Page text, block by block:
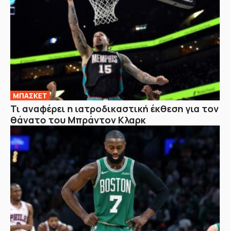
ΜΠΑΣΚΕΤ
Τι αναφέρει η ιατροδικαστική έκθεση για τον
θάνατο του Μπράντον Κλαρκ